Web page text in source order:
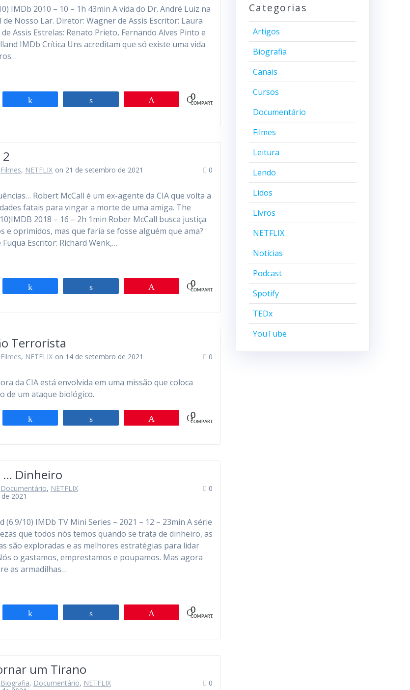
IMDb 2010 – 10 – 1h 43min A vida do Dr. André Luiz na
Nosso Lar. Diretor: Wagner de Assis Escritor: Laura
Assis Estrelas: Renato Prieto, Fernando Alves Pinto e
IMDb Crítica Uns acreditam que só existe uma vida
0
COMPART.
Filmes, NETFLIX on 21 de setembro de 2021 0
Robert McCall é um ex-agente da CIA que volta a
fatais para vingar a morte de uma amiga. The
2018 – 16 – 2h 1min Rober McCall busca justiça
e oprimidos, mas que faria se fosse alguém que ama?
Escritor: Richard Wenk,…
0
COMPART.
Terrorista
Filmes, NETFLIX on 14 de setembro de 2021 0
da CIA está envolvida em uma missão que coloca
de um ataque biológico.
0
COMPART.
… Dinheiro
Documentário, NETFLIX
2021
0
(6.9/10) IMDb TV Mini Series – 2021 – 12 – 23min A série
que todos nós temos quando se trata de dinheiro, as
são exploradas e as melhores estratégias para lidar
o gastamos, emprestamos e poupamos. Mas agora
as armadilhas…
0
COMPART.
um Tirano
Biografia, Documentário, NETFLIX
0
Categorias
Artigos
Biografia
Canais
Cursos
Documentário
Filmes
Leitura
Lendo
Lidos
Livros
NETFLIX
Notícias
Podcast
Spotify
TEDx
YouTube